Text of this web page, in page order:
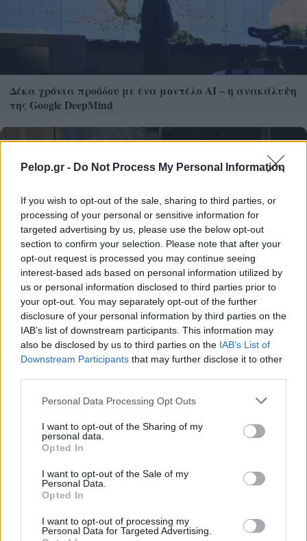
Pelop.gr - Do Not Process My Personal Information
If you wish to opt-out of the sale, sharing to third parties, or
processing of your personal or sensitive information for
targeted advertising by us, please use the below opt-out
section to confirm your selection. Please note that after your
opt-out request is processed you may continue seeing
interest-based ads based on personal information utilized by
us or personal information disclosed to third parties prior to
your opt-out. You may separately opt-out of the further
disclosure of your personal information by third parties on the
IAB’s list of downstream participants. This information may
also be disclosed by us to third parties on the IAB’s List of
Downstream Participants that may further disclose it to other
Please note that this website/app uses one or more Google
not limited to your visit or usage behaviour. You may click to
grant or deny consent to Google and its third-party tags to
use your data for below specified purposes in below Google
consent section.
Personal Data Processing Opt Outs
I want to opt-out of the Sharing of my
personal data.
Opted In
I want to opt-out of the Sale of my
Personal Data.
Opted In
I want to opt-out of processing my
Personal Data for Targeted Advertising.
Δέκα χρόνια προόδου με ένα μοντέλο ΑΙ – η ανακάλυψη
της Google DeepMind
«Κάθε Πέμπτη κύριε Γκρην»: Ένα ταξίδι ανθρωπιάς,
αποδοχής και συγκίνησης – Ο σκηνοθέτης Κώστας
Γάκης στο Patrapress